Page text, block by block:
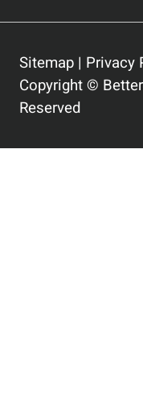
Sitemap | Privacy
Copyright ©
Reserved